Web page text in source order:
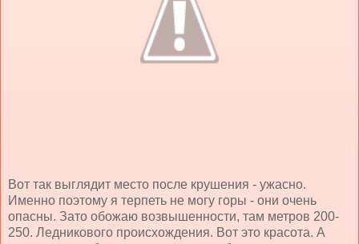
Вот так выглядит место после крушения - ужасно.
Именно поэтому я терпеть не могу горы - они очень
опасны. Зато обожаю возвышенности, там метров 200-
250. Ледникового происхождения. Вот это красота. А